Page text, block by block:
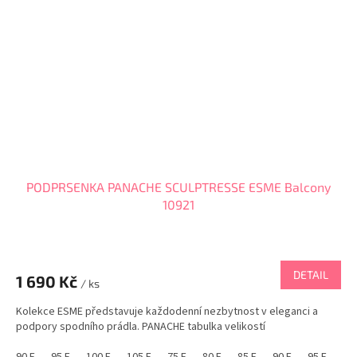
PODPRSENKA PANACHE SCULPTRESSE ESME Balcony
10921
1 690 Kč / ks
DETAIL
Kolekce ESME představuje každodenní nezbytnost v eleganci a
podpory spodního prádla. PANACHE tabulka velikostí